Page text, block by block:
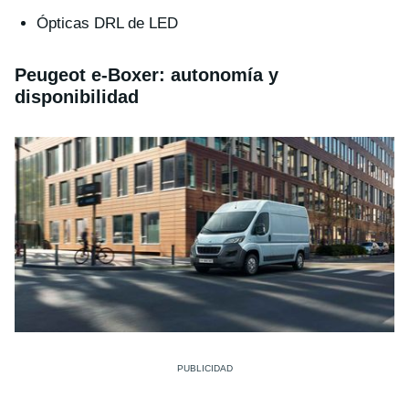
Ópticas DRL de LED
Peugeot e-Boxer: autonomía y
disponibilidad